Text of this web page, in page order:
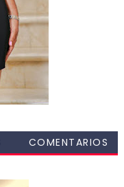
COMENTARIOS